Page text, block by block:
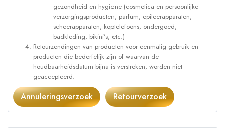
gezondheid en hygiëne (cosmetica en persoonlijke
verzorgingsproducten, parfum, epileerapparaten,
scheerapparaten, koptelefoons, ondergoed,
badkleding, bikini's, etc.)
Retourzendingen van producten voor eenmalig gebruik en
producten die bederfelijk zijn of waarvan de
houdbaarheidsdatum bijna is verstreken, worden niet
geaccepteerd.
Annuleringsverzoek Retourverzoek